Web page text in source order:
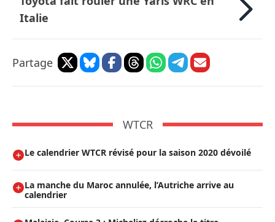
Italie
Partage
WTCR
Le calendrier WTCR révisé pour la saison 2020 dévoilé
La manche du Maroc annulée, l’Autriche arrive au
calendrier